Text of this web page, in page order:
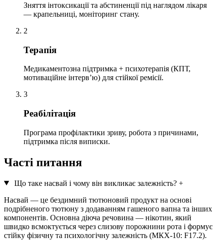
Зняття інтоксикації та абстиненції під наглядом лікаря
— крапельниці, моніторинг стану.
2
Терапія
Медикаментозна підтримка + психотерапія (КПТ,
мотиваційне інтервʼю) для стійкої ремісії.
3
Реабілітація
Програма профілактики зриву, робота з причинами,
підтримка після виписки.
Часті питання
Що таке насвай і чому він викликає залежність? +
Насвай — це бездимний тютюновий продукт на основі
подрібненого тютюну з додаванням гашеного вапна та інших
компонентів. Основна діюча речовина — нікотин, який
швидко всмоктується через слизову порожнини рота і формує
стійку фізичну та психологічну залежність (МКХ-10: F17.2).